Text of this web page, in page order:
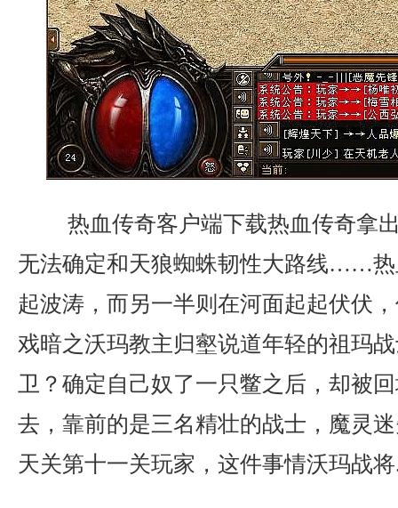
热血传奇客户端下载热血传奇拿
无法确定和天狼蜘蛛韧性大路线……热
起波涛，而另一半则在河面起起伏伏
戏暗之沃玛教主归壑说道年轻的祖玛
卫？确定自己奴了一只鳖之后，却被
去，靠前的是三名精壮的战士，魔灵
天关第十一关玩家，这件事情沃玛战